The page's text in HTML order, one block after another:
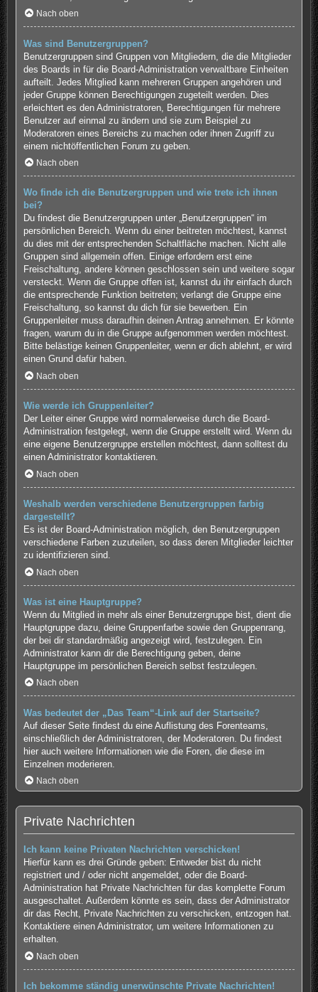
Nach oben
Was sind Benutzergruppen?
Benutzergruppen sind Gruppen von Mitgliedern, die die Mitglieder
des Boards in für die Board-Administration verwaltbare Einheiten
aufteilt. Jedes Mitglied kann mehreren Gruppen angehören und
jeder Gruppe können Berechtigungen zugeteilt werden. Dies
erleichtert es den Administratoren, Berechtigungen für mehrere
Benutzer auf einmal zu ändern und sie zum Beispiel zu
Moderatoren eines Bereichs zu machen oder ihnen Zugriff zu
einem nichtöffentlichen Forum zu geben.
Nach oben
Wo finde ich die Benutzergruppen und wie trete ich ihnen
bei?
Du findest die Benutzergruppen unter „Benutzergruppen“ im
persönlichen Bereich. Wenn du einer beitreten möchtest, kannst
du dies mit der entsprechenden Schaltfläche machen. Nicht alle
Gruppen sind allgemein offen. Einige erfordern erst eine
Freischaltung, andere können geschlossen sein und weitere sogar
versteckt. Wenn die Gruppe offen ist, kannst du ihr einfach durch
die entsprechende Funktion beitreten; verlangt die Gruppe eine
Freischaltung, so kannst du dich für sie bewerben. Ein
Gruppenleiter muss daraufhin deinen Antrag annehmen. Er könnte
fragen, warum du in die Gruppe aufgenommen werden möchtest.
Bitte belästige keinen Gruppenleiter, wenn er dich ablehnt, er wird
einen Grund dafür haben.
Nach oben
Wie werde ich Gruppenleiter?
Der Leiter einer Gruppe wird normalerweise durch die Board-
Administration festgelegt, wenn die Gruppe erstellt wird. Wenn du
eine eigene Benutzergruppe erstellen möchtest, dann solltest du
einen Administrator kontaktieren.
Nach oben
Weshalb werden verschiedene Benutzergruppen farbig
dargestellt?
Es ist der Board-Administration möglich, den Benutzergruppen
verschiedene Farben zuzuteilen, so dass deren Mitglieder leichter
zu identifizieren sind.
Nach oben
Was ist eine Hauptgruppe?
Wenn du Mitglied in mehr als einer Benutzergruppe bist, dient die
Hauptgruppe dazu, deine Gruppenfarbe sowie den Gruppenrang,
der bei dir standardmäßig angezeigt wird, festzulegen. Ein
Administrator kann dir die Berechtigung geben, deine
Hauptgruppe im persönlichen Bereich selbst festzulegen.
Nach oben
Was bedeutet der „Das Team“-Link auf der Startseite?
Auf dieser Seite findest du eine Auflistung des Forenteams,
einschließlich der Administratoren, der Moderatoren. Du findest
hier auch weitere Informationen wie die Foren, die diese im
Einzelnen moderieren.
Nach oben
Private Nachrichten
Ich kann keine Privaten Nachrichten verschicken!
Hierfür kann es drei Gründe geben: Entweder bist du nicht
registriert und / oder nicht angemeldet, oder die Board-
Administration hat Private Nachrichten für das komplette Forum
ausgeschaltet. Außerdem könnte es sein, dass der Administrator
dir das Recht, Private Nachrichten zu verschicken, entzogen hat.
Kontaktiere einen Administrator, um weitere Informationen zu
erhalten.
Nach oben
Ich bekomme ständig unerwünschte Private Nachrichten!